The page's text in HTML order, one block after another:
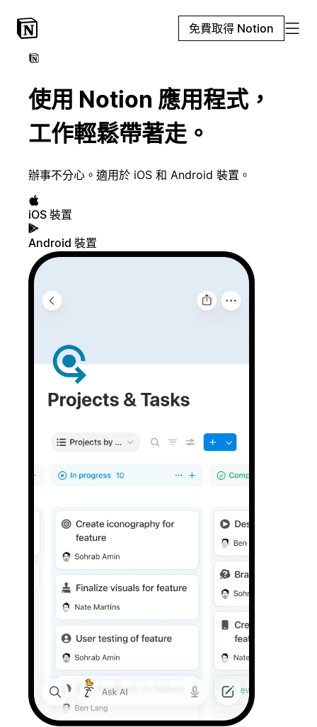
免費取得 Notion
使用 Notion 應用程式，
工作輕鬆帶著走。
辦事不分心。適用於 iOS 和 Android 裝置。
iOS 裝置
Android 裝置